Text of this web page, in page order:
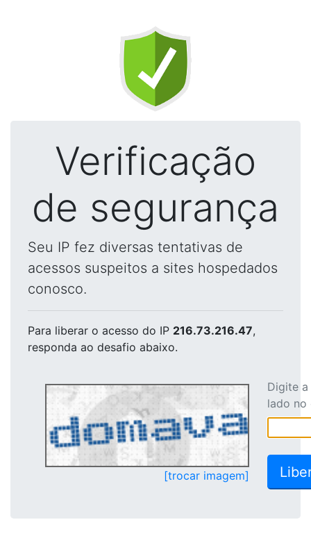
Verificação
de segurança
Seu IP fez diversas tentativas de
acessos suspeitos a sites hospedados
conosco.
Para liberar o acesso do IP 216.73.216.47,
responda ao desafio abaixo.
[trocar imagem]
Digite
lado no